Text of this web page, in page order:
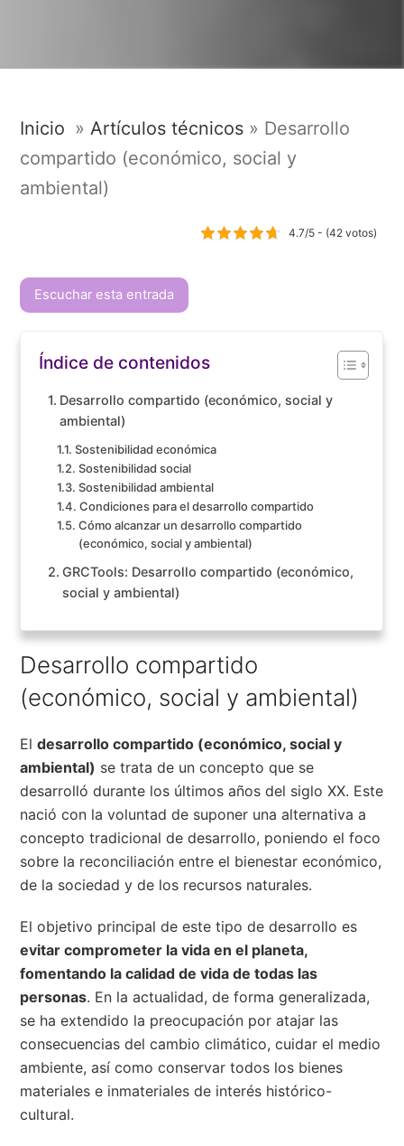
Inicio » Artículos técnicos » Desarrollo
compartido (económico, social y
ambiental)
4.7/5 - (42 votos)
Escuchar esta entrada
Índice de contenidos
Desarrollo compartido (económico, social y
ambiental)
Sostenibilidad económica
Sostenibilidad social
Sostenibilidad ambiental
Condiciones para el desarrollo compartido
Cómo alcanzar un desarrollo compartido
(económico, social y ambiental)
GRCTools: Desarrollo compartido (económico,
social y ambiental)
Desarrollo compartido
(económico, social y ambiental)
Eldesarrollo compartido (económico, social y
ambiental) se trata de un concepto que se
desarrolló durante los últimos años del siglo XX. Este
nació con la voluntad de suponer una alternativa a
concepto tradicional de desarrollo, poniendo el foco
sobre la reconciliación entre el bienestar económico,
de la sociedad y de los recursos naturales.
El objetivo principal de este tipo de desarrollo es
evitar comprometer la vida en el planeta,
fomentando la calidad de vida de todas las
personas. En la actualidad, de forma generalizada,
se ha extendido la preocupación por atajar las
consecuencias del cambio climático, cuidar el medio
ambiente, así como conservar todos los bienes
materiales e inmateriales de interés histórico-
cultural.